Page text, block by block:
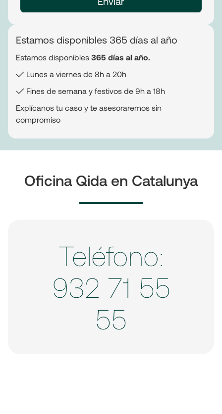
Estamos disponibles 365 días al año
Estamos disponibles 365 días al año.
✓ Lunes a viernes de 8h a 20h
✓ Fines de semana y festivos de 9h a 18h
Explícanos tu caso y te asesoraremos sin
compromiso
Oficina Qida en Catalunya
Teléfono:
932 71 55
55